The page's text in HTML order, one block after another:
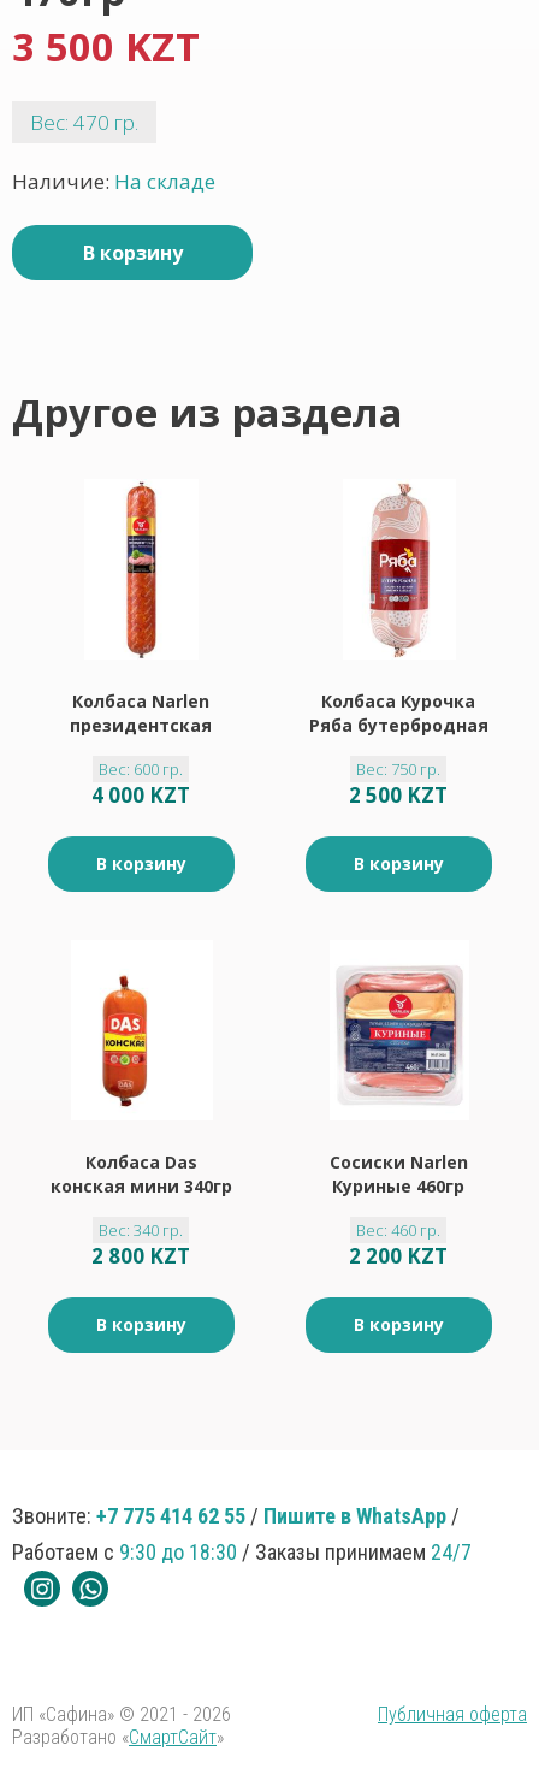
3 500 KZT
Вес: 470 гр.
Наличие: На складе
В корзину
Другое из раздела
Колбаса Narlen
президентская
Вес: 600 гр.
4 000 KZT
В корзину
Колбаса Курочка
Ряба бутербродная
Вес: 750 гр.
2 500 KZT
В корзину
Колбаса Das
конская мини 340гр
Вес: 340 гр.
2 800 KZT
В корзину
Сосиски Narlen
Куриные 460гр
Вес: 460 гр.
2 200 KZT
В корзину
Звоните: +7 775 414 62 55 / Пишите в WhatsApp /
Работаем с 9:30 до 18:30 / Заказы принимаем 24/7
ИП «Сафина» © 2021 - 2026
Публичная оферта
Разработано «СмартСайт»